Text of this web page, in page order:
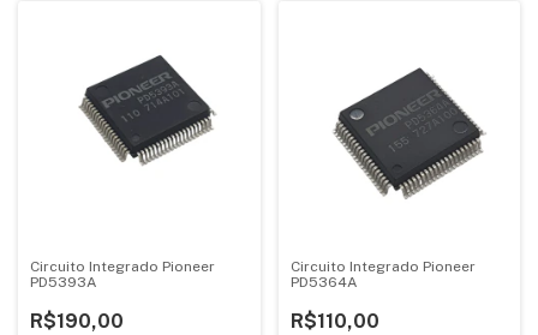
Circuito Integrado Pioneer
PD5393A
R$190,00
Circuito Integrado Pioneer
PD5364A
R$110,00